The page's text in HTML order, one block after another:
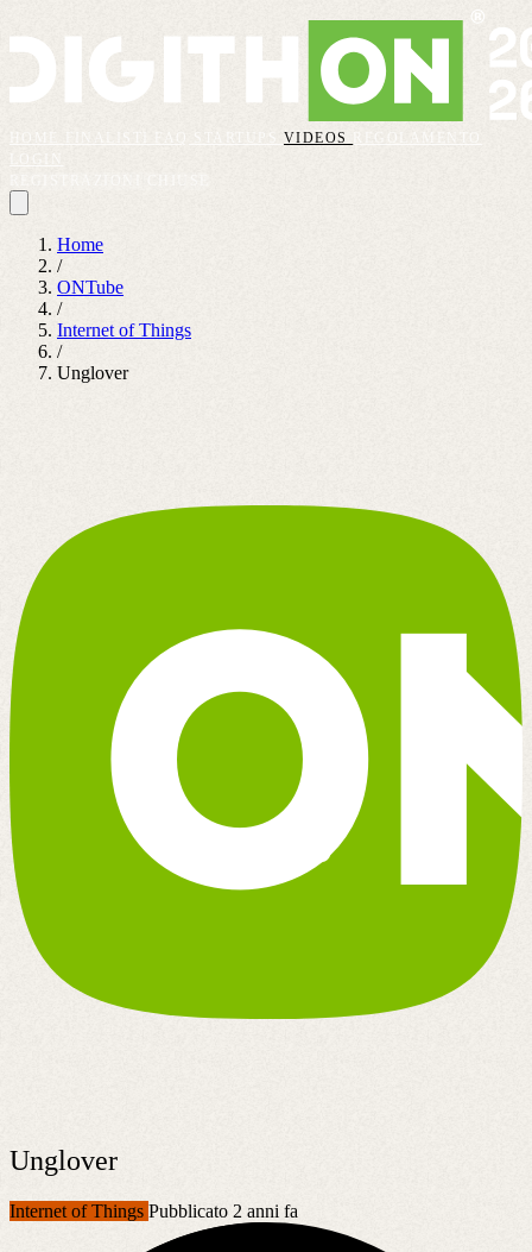
VIDEOS
REGOLAMENTO
Home
/
ONTube
/
Internet of Things
/
Unglover
Unglover
Internet of Things Pubblicato 2 anni fa